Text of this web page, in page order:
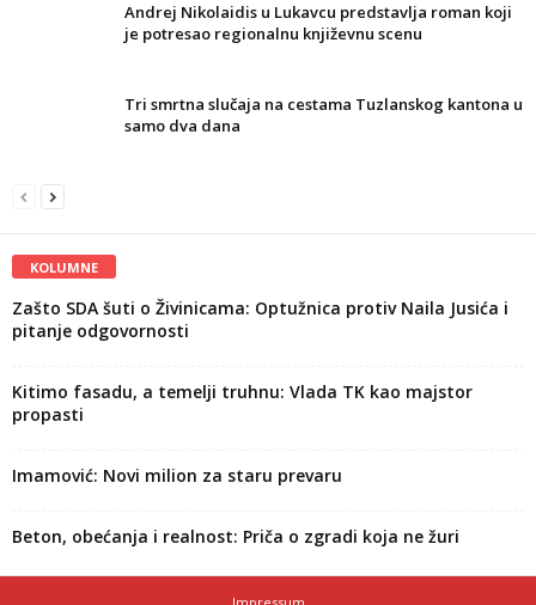
Andrej Nikolaidis u Lukavcu predstavlja roman koji
je potresao regionalnu književnu scenu
Tri smrtna slučaja na cestama Tuzlanskog kantona u
samo dva dana
KOLUMNE
Zašto SDA šuti o Živinicama: Optužnica protiv Naila Jusića i
pitanje odgovornosti
Kitimo fasadu, a temelji truhnu: Vlada TK kao majstor
propasti
Imamović: Novi milion za staru prevaru
Beton, obećanja i realnost: Priča o zgradi koja ne žuri